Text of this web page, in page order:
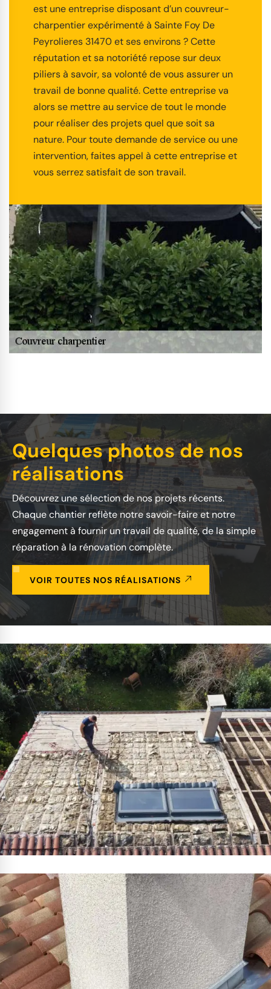
est une entreprise disposant d’un couvreur-
charpentier expérimenté à Sainte Foy De
Peyrolieres 31470 et ses environs ? Cette
réputation et sa notoriété repose sur deux
piliers à savoir, sa volonté de vous assurer un
travail de bonne qualité. Cette entreprise va
alors se mettre au service de tout le monde
pour réaliser des projets quel que soit sa
nature. Pour toute demande de service ou une
intervention, faites appel à cette entreprise et
vous serrez satisfait de son travail.
Quelques photos de nos
réalisations
Découvrez une sélection de nos projets récents.
Chaque chantier reflète notre savoir-faire et notre
engagement à fournir un travail de qualité, de la simple
réparation à la rénovation complète.
VOIR TOUTES NOS RÉALISATIONS